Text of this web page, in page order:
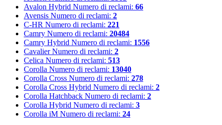
Avalon Hybrid Numero di reclami: 66
Avensis Numero di reclami: 2
C-HR Numero di reclami: 221
Camry Numero di reclami: 20484
Camry Hybrid Numero di reclami: 1556
Cavalier Numero di reclami: 2
Celica Numero di reclami: 513
Corolla Numero di reclami: 13040
Corolla Cross Numero di reclami: 278
Corolla Cross Hybrid Numero di reclami: 2
Corolla Hatchback Numero di reclami: 2
Corolla Hybrid Numero di reclami: 3
Corolla iM Numero di reclami: 24